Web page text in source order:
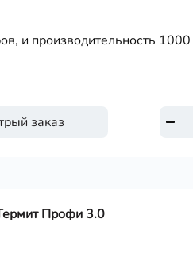
производительность 1000
заказ
Профи 3.0